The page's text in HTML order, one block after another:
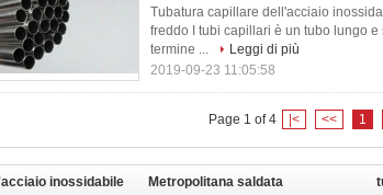
Tubatura capillare dell'acciaio
freddo I tubi capillari è un tubo lungo
termine ...
Leggi di più
2019-09-23 11:05:58
Page 1 of 4 |< << 1
inossidabile Metropolitana saldata